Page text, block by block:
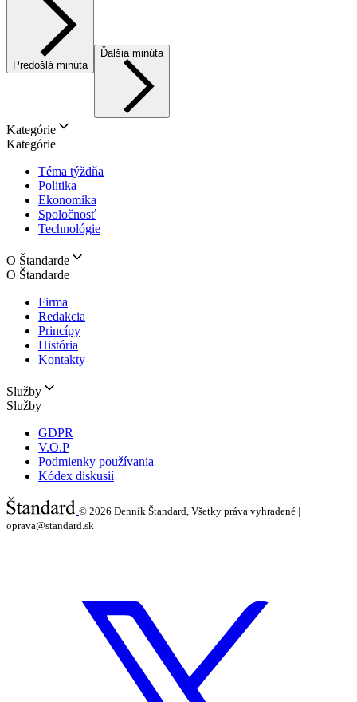
Predošlá minúta
Ďalšia minúta
Kategórie
Kategórie
Téma týždňa
Politika
Ekonomika
Spoločnosť
Technológie
O Štandarde
O Štandarde
Firma
Redakcia
Princípy
História
Kontakty
Služby
Služby
GDPR
V.O.P
Podmienky používania
Kódex diskusií
© 2026 Denník Štandard, Všetky práva vyhradené |
oprava@standard.sk